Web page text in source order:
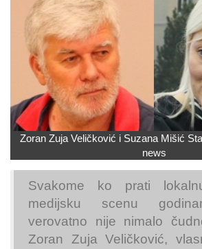
Zoran Zuja Veličković i Suzana Mišić
news
Svakome ko prati
medijsku scenu
verovatno nije nimalo
Zoran Zuja Veličković,